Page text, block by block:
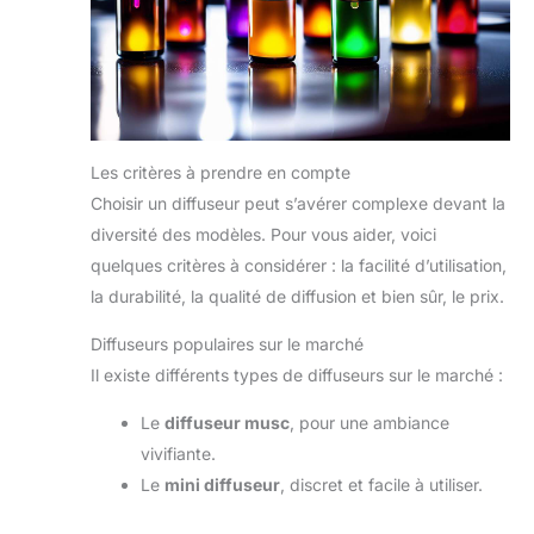
Cadeau Parfait】- Livré
avec une belle boîte, c'est
un cadeau parfait pour
votre famille ou vos amis.
Idéal pour Thanksgiving,
Noël, anniversaire,
anniversaire, vacances,
fête des pères, fête des
plus encore.
Remarque: Si l'emballage
ou la bouteille sont
endommagés, veuillez
contacter pour un
remplacement dès que
possible. Nous vous
reconnaissants de votre
bonheur.
【Coffret Cadeau Parfumé Parfait】—
Un emballage élégant est le cadeau parfait pour
Noël, les anniversaires, les vacances, la fête des
enseignants, la fête des pères, la fête des mères, la
Saint-Valentin ou pour montrer votre appréciation à
quelqu'un. Notre ensemble comprend 6 huiles
essentielles florales en 10ml, ce qui est plus
abordable que de les acheter individuellement.
Remarque: En cas de dommage, veuillez nous
contacter dès que possible. Merci!
Les critères à prendre en compte
Choisir un diffuseur peut s’avérer complexe devant la
diversité des modèles. Pour vous aider, voici
quelques critères à considérer : la facilité d’utilisation,
la durabilité, la qualité de diffusion et bien sûr, le prix.
Diffuseurs populaires sur le marché
Il existe différents types de diffuseurs sur le marché :
Le diffuseur musc , pour une ambiance
vivifiante.
Le mini diffuseur , discret et facile à utiliser.